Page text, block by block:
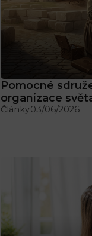
Pomocné
organizace
Články03/06/2026